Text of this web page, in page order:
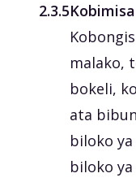
‎2.3.5
malako,
bokeli,
ata
biloko
biloko ya